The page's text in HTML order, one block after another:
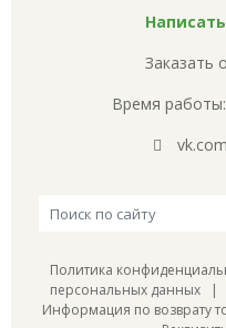
Заказать
Время
Политика
персональных данных |
Информация по возврату